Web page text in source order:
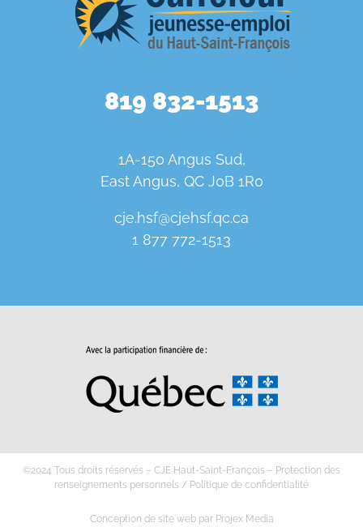
819 832-1513
1A-150 Angus Sud,
East Angus, QC J0B 1R0
cje.hsf@cjehsf.qc.ca
1 877 772-1513
©2024 Tous droits réservés – CJE Haut-Saint-François – Protection des
renseignements personnels / Politique de confidentialité
Conception de site webpar Projex Media